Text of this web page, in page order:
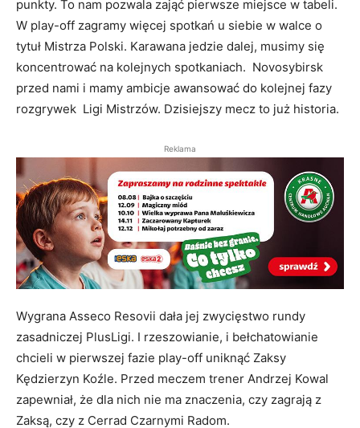
punkty. To nam pozwala zająć pierwsze miejsce w tabeli.
W play-off zagramy więcej spotkań u siebie w walce o
tytuł Mistrza Polski. Karawana jedzie dalej, musimy się
koncentrować na kolejnych spotkaniach. Novosybirsk
przed nami i mamy ambicje awansować do kolejnej fazy
rozgrywek Ligi Mistrzów. Dzisiejszy mecz to już historia.
Reklama
Wygrana Asseco Resovii dała jej zwycięstwo rundy
zasadniczej PlusLigi. I rzeszowianie, i bełchatowianie
chcieli w pierwszej fazie play-off uniknąć Zaksy
Kędzierzyn Koźle. Przed meczem trener Andrzej Kowal
zapewniał, że dla nich nie ma znaczenia, czy zagrają z
Zaksą, czy z Cerrad Czarnymi Radom.